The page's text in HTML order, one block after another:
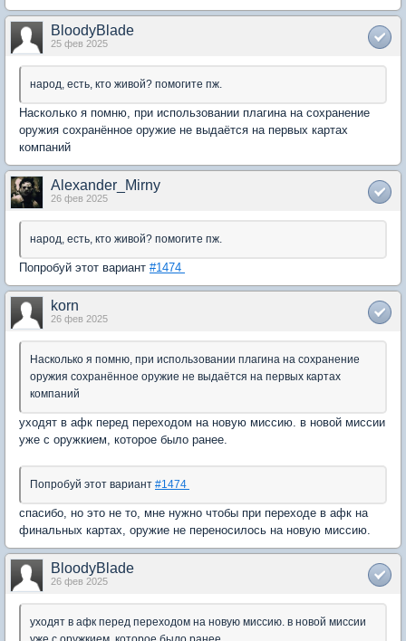
BloodyBlade
25 фев 2025
народ, есть, кто живой? помогите пж.
Насколько я помню, при использовании плагина на сохранение
оружия сохранённое оружие не выдаётся на первых картах
компаний
Alexander_Mirny
26 фев 2025
народ, есть, кто живой? помогите пж.
Попробуй этот вариант #1474
korn
26 фев 2025
Насколько я помню, при использовании плагина на сохранение
оружия сохранённое оружие не выдаётся на первых картах
компаний
уходят в афк перед переходом на новую миссию. в новой миссии
уже с оружкием, которое было ранее.
Попробуй этот вариант #1474
спасибо, но это не то, мне нужно чтобы при переходе в афк на
финальных картах, оружие не переносилось на новую миссию.
BloodyBlade
26 фев 2025
уходят в афк перед переходом на новую миссию. в новой миссии